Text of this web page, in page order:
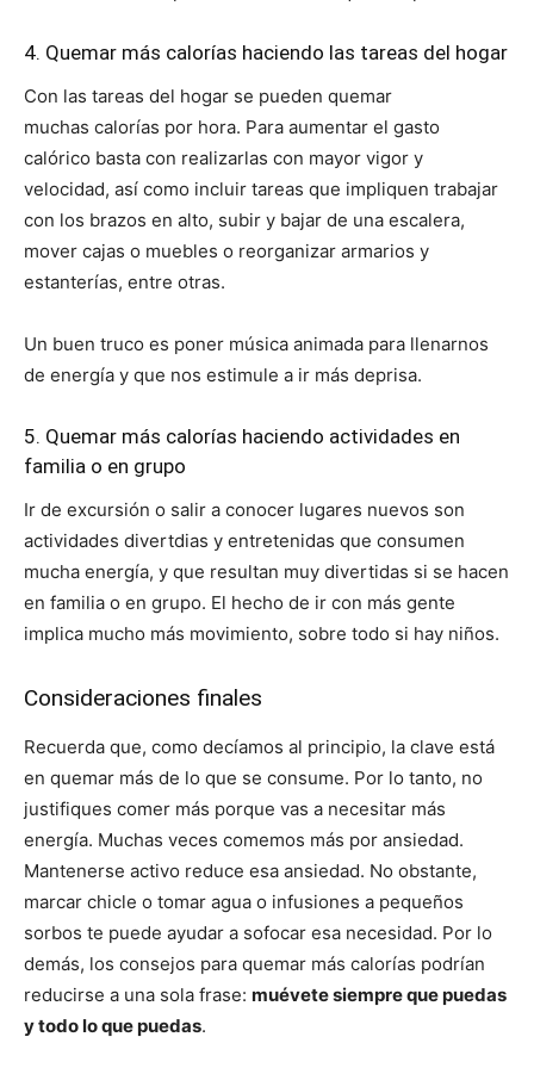
4. Quemar más calorías haciendo las tareas del hogar
Con las tareas del hogar se pueden quemar
muchas calorías por hora. Para aumentar el gasto
calórico basta con realizarlas con mayor vigor y
velocidad, así como incluir tareas que impliquen trabajar
con los brazos en alto, subir y bajar de una escalera,
mover cajas o muebles o reorganizar armarios y
estanterías, entre otras.
Un buen truco es poner música animada para llenarnos
de energía y que nos estimule a ir más deprisa.
5. Quemar más calorías haciendo actividades en
familia o en grupo
Ir de excursión o salir a conocer lugares nuevos son
actividades divertdias y entretenidas que consumen
mucha energía, y que resultan muy divertidas si se hacen
en familia o en grupo. El hecho de ir con más gente
implica mucho más movimiento, sobre todo si hay niños.
Consideraciones finales
Recuerda que, como decíamos al principio, la clave está
en quemar más de lo que se consume. Por lo tanto, no
justifiques comer más porque vas a necesitar más
energía. Muchas veces comemos más por ansiedad.
Mantenerse activo reduce esa ansiedad. No obstante,
marcar chicle o tomar agua o infusiones a pequeños
sorbos te puede ayudar a sofocar esa necesidad. Por lo
demás, los consejos para quemar más calorías podrían
reducirse a una sola frase: muévete siempre que puedas
y todo lo que puedas.